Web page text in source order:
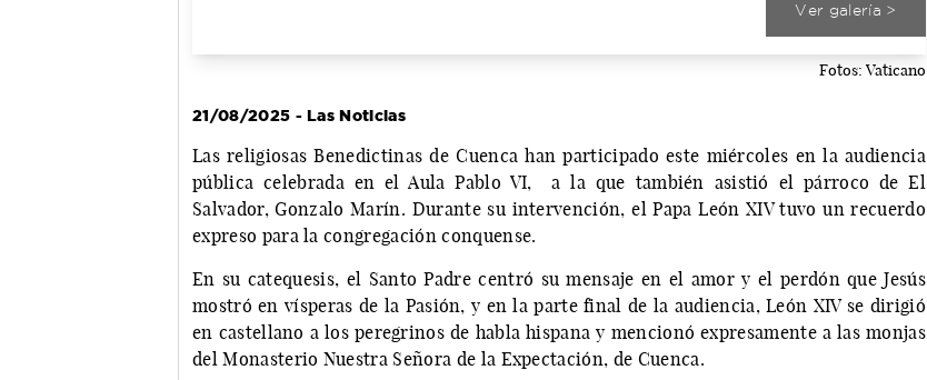
Ver galería >
Fotos: Vaticano
21/08/2025 - Las Noticias
Las religiosas Benedictinas de Cuenca han participado este miércoles en la audiencia
pública celebrada en el Aula Pablo VI, a la que también asistió el párroco de El
Salvador, Gonzalo Marín. Durante su intervención, el Papa León XIV tuvo un recuerdo
expreso para la congregación conquense.
En su catequesis, el Santo Padre centró su mensaje en el amor y el perdón que Jesús
mostró en vísperas de la Pasión, y en la parte final de la audiencia, León XIV se dirigió
en castellano a los peregrinos de habla hispana y mencionó expresamente a las monjas
del Monasterio Nuestra Señora de la Expectación, de Cuenca.